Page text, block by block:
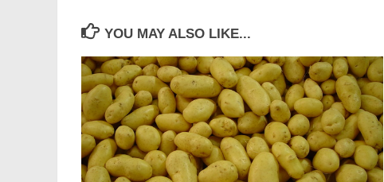
YOU MAY ALSO LIKE...